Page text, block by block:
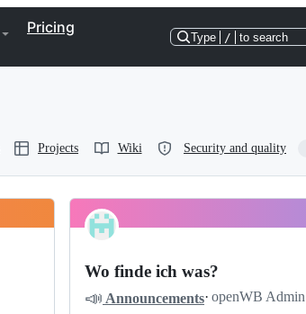
Pricing
Type / to search
Projects Wiki Security and quality
Wo finde ich was?
📣 Announcements· openWB Admin